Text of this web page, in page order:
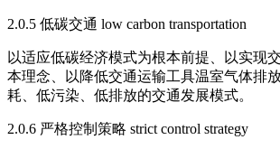
2.0.5 低碳交通 low carbon transportation
以适应低碳经济模式为根本前提、以实现
本理念、以降低交通运输工具温室气体排
耗、低污染、低排放的交通发展模式。
2.0.6 严格控制策略 strict control strategy